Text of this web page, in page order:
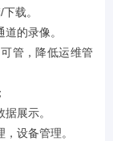
载。
的录像。
管，降低运维管
展示。
设备管理。